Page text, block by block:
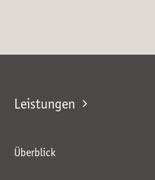
Leistungen
Überblick